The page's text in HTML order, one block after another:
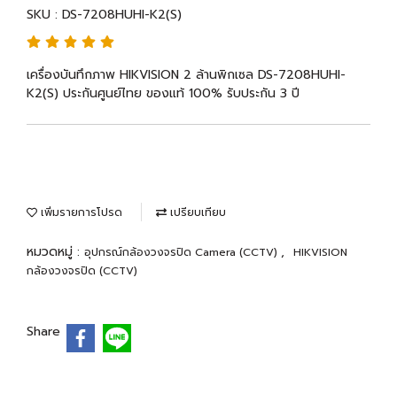
SKU : DS-7208HUHI-K2(S)
เครื่องบันทึกภาพ HIKVISION 2 ล้านพิกเซล DS-7208HUHI-
K2(S) ประกันศูนย์ไทย ของแท้ 100% รับประกัน 3 ปี
เพิ่มรายการโปรด เปรียบเทียบ
หมวดหมู่ : อุปกรณ์กล้องวงจรปิด Camera (CCTV) ,
HIKVISION
กล้องวงจรปิด (CCTV)
Share